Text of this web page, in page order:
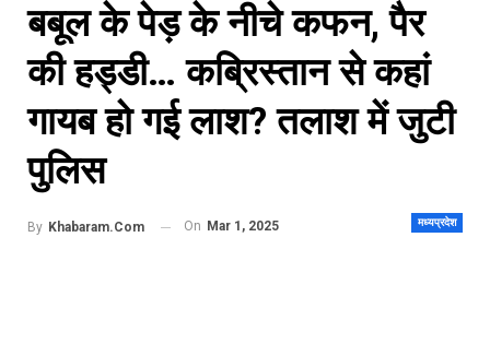
बबूल के पेड़ के नीचे कफन, पैर
की हड्डी… कब्रिस्तान से कहां
गायब हो गई लाश? तलाश में जुटी
पुलिस
मध्यप्रदेश
By Khabaram.Com On Mar 1, 2025